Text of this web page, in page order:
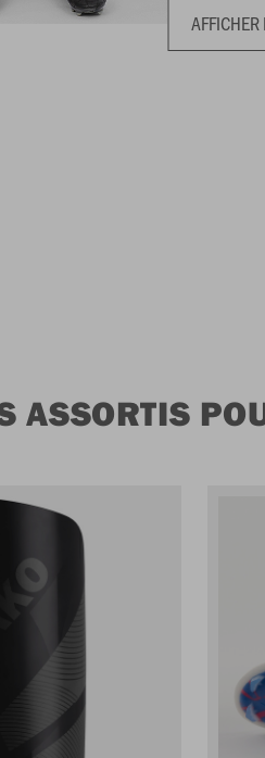
ASSORTIS